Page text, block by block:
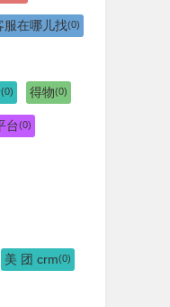
服在哪儿找(0)
(0) 得物(0)
台(0)
美 团 crm(0)